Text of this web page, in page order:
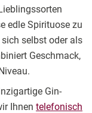
edle Spirituose zu
selbst oder als
Geschmack,
Gin-
Ihnen telefonisch